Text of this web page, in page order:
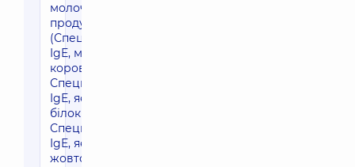
молочні
продукти»
(Специфічні
IgE, молоко
коров'яче (f2),
Специфічні
IgE, яєчний
білок (f1),
Специфічні
IgE, яєчний
жовток (f75),